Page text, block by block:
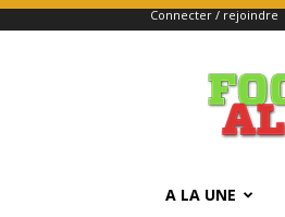
Connecter / rejoindre
A LA UNE